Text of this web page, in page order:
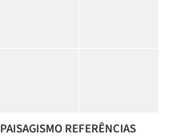
PAISAGISMO REFERÊNCIAS